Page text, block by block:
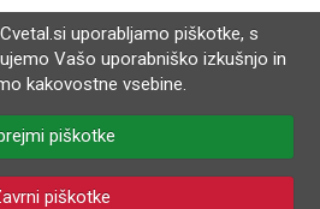
uporabljamo piškotke, s
Vašo uporabniško izkušnjo in
kakovostne vsebine.
piškotke
piškotke